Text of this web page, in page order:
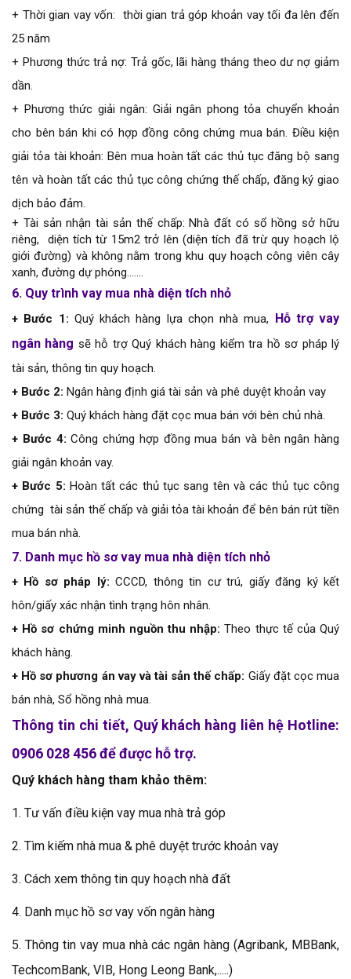
+ Thời gian vay vốn: thời gian trả góp khoản vay tối đa lên đến
25 năm
+ Phương thức trả nợ: Trả gốc, lãi hàng tháng theo dư nợ giảm
dần.
+ Phương thức giải ngân: Giải ngân phong tỏa chuyển khoản
cho bên bán khi có hợp đồng công chứng mua bán. Điều kiện
giải tỏa tài khoản: Bên mua hoàn tất các thủ tục đăng bộ sang
tên và hoàn tất các thủ tục công chứng thế chấp, đăng ký giao
dịch bảo đảm.
+ Tài sản nhận tài sản thế chấp: Nhà đất có sổ hồng sở hữu
riêng, diện tích từ 15m2 trở lên (diện tích đã trừ quy hoạch lộ
giới đường) và không nằm trong khu quy hoạch công viên cây
xanh, đường dự phóng.......
6. Quy trình vay mua nhà diện tích nhỏ
+ Bước 1: Quý khách hàng lựa chọn nhà mua, Hỗ trợ vay
ngân hàng sẽ hỗ trợ Quý khách hàng kiểm tra hồ sơ pháp lý
tài sản, thông tin quy hoạch.
+ Bước 2: Ngân hàng định giá tài sản và phê duyệt khoản vay
+ Bước 3: Quý khách hàng đặt cọc mua bán với bên chủ nhà.
+ Bước 4: Công chứng hợp đồng mua bán và bên ngân hàng
giải ngân khoản vay.
+ Bước 5: Hoàn tất các thủ tục sang tên và các thủ tục công
chứng tài sản thế chấp và giải tỏa tài khoản để bên bán rút tiền
mua bán nhà.
7. Danh mục hồ sơ vay mua nhà diện tích nhỏ
+ Hồ sơ pháp lý:CCCD, thông tin cư trú, giấy đăng ký kết
hôn/giấy xác nhận tình trạng hôn nhân.
+ Hồ sơ chứng minh nguồn thu nhập:Theo thực tế của Quý
khách hàng.
+ Hồ sơ phương án vay và tài sản thế chấp: Giấy đặt cọc mua
bán nhà, Sổ hồng nhà mua.
Thông tin chi tiết, Quý khách hàng liên hệ Hotline:
0906 028 456 để được hỗ trợ.
Quý khách hàng tham khảo thêm:
1. Tư vấn điều kiện vay mua nhà trả góp
2. Tìm kiếm nhà mua & phê duyệt trước khoản vay
3. Cách xem thông tin quy hoạch nhà đất
4. Danh mục hồ sơ vay vốn ngân hàng
5. Thông tin vay mua nhà các ngân hàng (Agribank, MBBank,
TechcomBank, VIB, Hong Leong Bank,.....)